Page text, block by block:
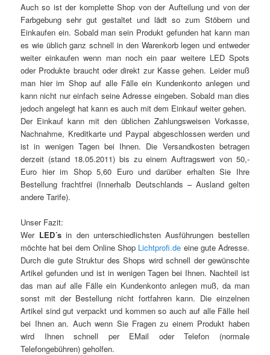
Auch so ist der komplette Shop von der Aufteilung und von der
Farbgebung sehr gut gestaltet und lädt so zum Stöbern und
Einkaufen ein. Sobald man sein Produkt gefunden hat kann man
es wie üblich ganz schnell in den Warenkorb legen und entweder
weiter einkaufen wenn man noch ein paar weitere LED Spots
oder Produkte braucht oder direkt zur Kasse gehen. Leider muß
man hier im Shop auf alle Fälle ein Kundenkonto anlegen und
kann nicht nur einfach seine Adresse eingeben. Sobald man dies
jedoch angelegt hat kann es auch mit dem Einkauf weiter gehen.
Der Einkauf kann mit den üblichen Zahlungsweisen Vorkasse,
Nachnahme, Kreditkarte und Paypal abgeschlossen werden und
ist in wenigen Tagen bei Ihnen. Die Versandkosten betragen
derzeit (stand 18.05.2011) bis zu einem Auftragswert von 50,-
Euro hier im Shop 5,60 Euro und darüber erhalten Sie Ihre
Bestellung frachtfrei (Innerhalb Deutschlands – Ausland gelten
andere Tarife).
Unser Fazit:
Wer LED´sin den unterschiedlichsten Ausführungen bestellen
möchte hat bei dem Online Shop Lichtprofi.de eine gute Adresse.
Durch die gute Struktur des Shops wird schnell der gewünschte
Artikel gefunden und ist in wenigen Tagen bei Ihnen. Nachteil ist
das man auf alle Fälle ein Kundenkonto anlegen muß, da man
sonst mit der Bestellung nicht fortfahren kann. Die einzelnen
Artikel sind gut verpackt und kommen so auch auf alle Fälle heil
bei Ihnen an. Auch wenn Sie Fragen zu einem Produkt haben
wird Ihnen schnell per EMail oder Telefon (normale
Telefongebühren) geholfen.